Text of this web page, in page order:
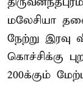
மலேசியா
நேற்று இரவு
கொச்சிக்கு
200க்கும்